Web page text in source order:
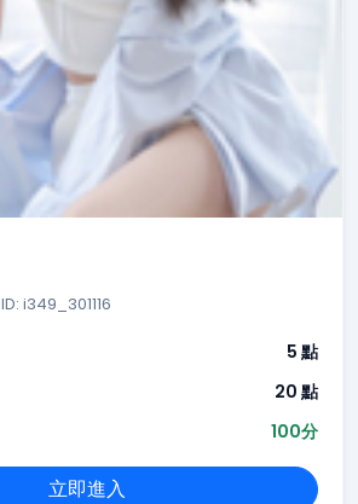
ID: i349_301116
5 點
20 點
100分
立即進入